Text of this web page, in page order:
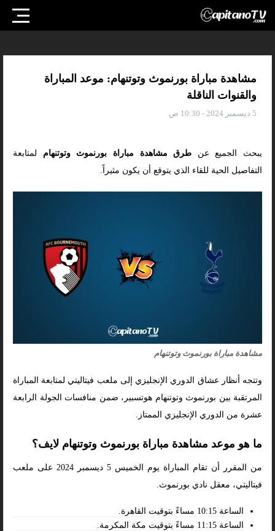
مشاهدة مباراة بورنموث وتوتنهام: موعد المباراة
والقنوات الناقلة
5 ديسمبر 2024 - 10:30 ص
يبحث الجميع عن طرق مشاهدة مباراة بورنموث وتوتنهام لمتابعة
التفاصيل الحية للقاء الذي يتوقع أن يكون مثيراً.
مشاهدة مباراة بورنموث وتوتنهام
وتتجه أنظار عشاق الدوري الإنجليزي إلى ملعب فيتاليتي لمتابعة المباراة
المرتقبة بين بورنموث وتوتنهام هوتسبير، ضمن منافسات الجولة الرابعة
عشرة من الدوري الإنجليزي الممتاز.
ما هو موعد مشاهدة مباراة بورنموث وتوتنهام لايف؟
من المقرر أن تقام المباراة يوم الخميس 5 ديسمبر 2024 على ملعب
فيتاليتي، معقل نادي بورنموث.
الساعة 10:15 مساءً بتوقيت القاهرة.
الساعة 11:15 مساءً بتوقيت مكة المكرمة.